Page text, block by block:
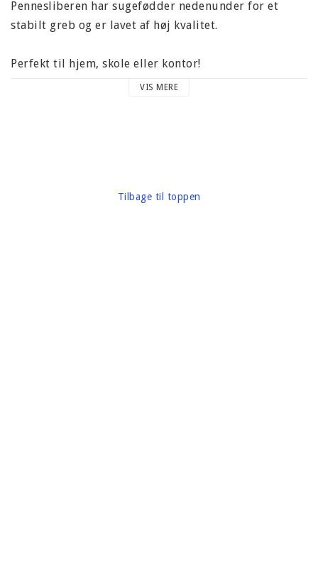
Pennesliberen har sugefødder nedenunder for et
stabilt greb og er lavet af høj kvalitet.
Perfekt til hjem, skole eller kontor!
Mærke: American Crafts
VIS MERE
Tilbage til toppen